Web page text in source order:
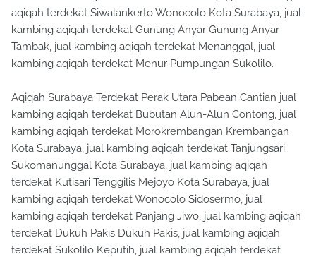
aqiqah terdekat Siwalankerto Wonocolo Kota Surabaya, jual
kambing aqiqah terdekat Gunung Anyar Gunung Anyar
Tambak, jual kambing aqiqah terdekat Menanggal, jual
kambing aqiqah terdekat Menur Pumpungan Sukolilo.
Aqiqah Surabaya Terdekat Perak Utara Pabean Cantian jual
kambing aqiqah terdekat Bubutan Alun-Alun Contong, jual
kambing aqiqah terdekat Morokrembangan Krembangan
Kota Surabaya, jual kambing aqiqah terdekat Tanjungsari
Sukomanunggal Kota Surabaya, jual kambing aqiqah
terdekat Kutisari Tenggilis Mejoyo Kota Surabaya, jual
kambing aqiqah terdekat Wonocolo Sidosermo, jual
kambing aqiqah terdekat Panjang Jiwo, jual kambing aqiqah
terdekat Dukuh Pakis Dukuh Pakis, jual kambing aqiqah
terdekat Sukolilo Keputih, jual kambing aqiqah terdekat